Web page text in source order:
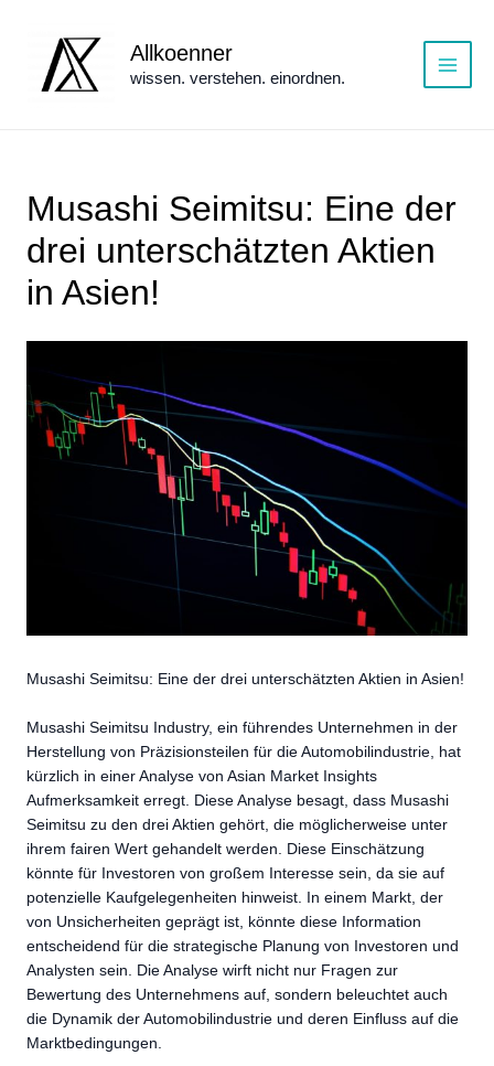
springen
Allkoenner
wissen. verstehen. einordnen.
Main
Musashi Seimitsu: Eine der
drei unterschätzten Aktien
in Asien!
Musashi Seimitsu: Eine der drei unterschätzten Aktien in Asien!
Musashi Seimitsu Industry, ein führendes Unternehmen in der
Herstellung von Präzisionsteilen für die Automobilindustrie, hat
kürzlich in einer Analyse von Asian Market Insights
Aufmerksamkeit erregt. Diese Analyse besagt, dass Musashi
Seimitsu zu den drei Aktien gehört, die möglicherweise unter
ihrem fairen Wert gehandelt werden. Diese Einschätzung
könnte für Investoren von großem Interesse sein, da sie auf
potenzielle Kaufgelegenheiten hinweist. In einem Markt, der
von Unsicherheiten geprägt ist, könnte diese Information
entscheidend für die strategische Planung von Investoren und
Analysten sein. Die Analyse wirft nicht nur Fragen zur
Bewertung des Unternehmens auf, sondern beleuchtet auch
die Dynamik der Automobilindustrie und deren Einfluss auf die
Marktbedingungen.